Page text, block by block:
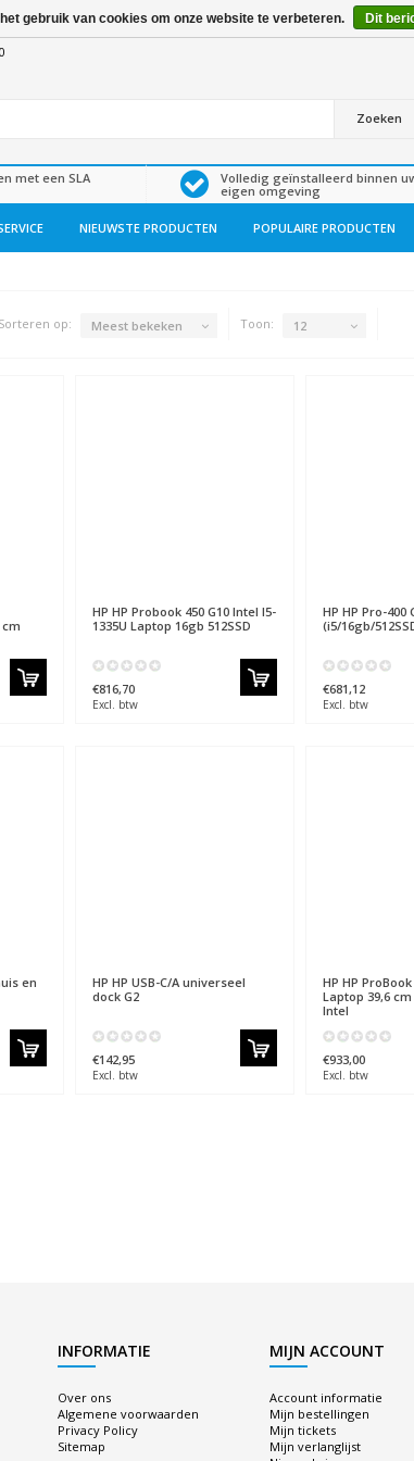
Zoeken
met een SLA
Volledig geïnstalleerd binnen
eigen omgeving
NIEUWSTE PRODUCTEN POPULAIRE PRODUCTEN
Sorteren op: Meest bekeken Toon: 12
HP HP Probook 450 G10 Intel I5-
1335U Laptop 16gb 512SSD
€816,70
Excl. btw
HP HP Pro-400
(i5/16gb/
€681,12
Excl. btw
en
HP HP USB-C/A universeel
dock G2
€142,95
Excl. btw
HP HP ProBook
Laptop 39,6 cm
Intel
€933,00
Excl. btw
INFORMATIE
Over ons
Algemene voorwaarden
Privacy Policy
Sitemap
MIJN ACCOUNT
Account informatie
Mijn bestellingen
Mijn tickets
Mijn verlanglijst
gebruik van cookies om onze website te verbeteren. Dit